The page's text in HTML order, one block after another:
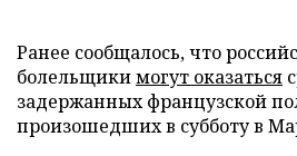
Ранее сообщалось, что
болельщикимогут оказаться
задержанных французской
произошедших в субботу в